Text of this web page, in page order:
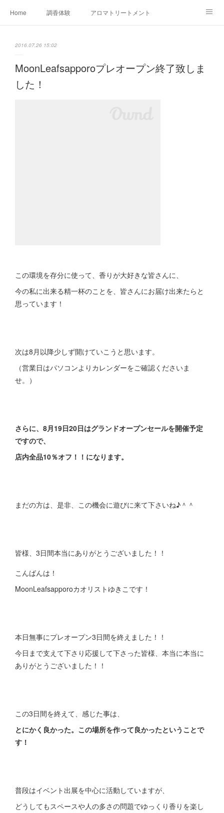
Home 調香体験 アロマトリートメントMenu
Ameblo
2016.07.26 15:02
MoonLeafsapporoプレオープン終了致しま
した！
この環境を存分に使って、香りが大好きな皆さんに、
今の私に出来る精一杯のことを、皆さんにお届け出来たらと
思っています！
次は8月以降少しず開けていこうと思います。
（営業日はパソコンよりカレンダーをご確認くださいま
せ。）
さらに、8月19日20日はグランドオープンセールを開催予定
ですので、
店内全品10％オフ！！になります。
まだの方は、是非、この機会に遊びに来て下さいね♪＾＾
皆様、3日間本当にありがとうございました！！
こんばんは！
MoonLeafsapporoカオリストゆきこです！
本日無事にプレオープン3日間を終えました！！
今日まで支えて下さり応援して下さった皆様、本当に本当に
ありがとうございました！！
この3日間を終えて、感じた事は、
とにかく良かった。この場所を作って良かったということで
す！
普段はイベント出展を中心に活動していますが、
どうしてもスペースや人の多さの問題でゆっくり香りを楽し